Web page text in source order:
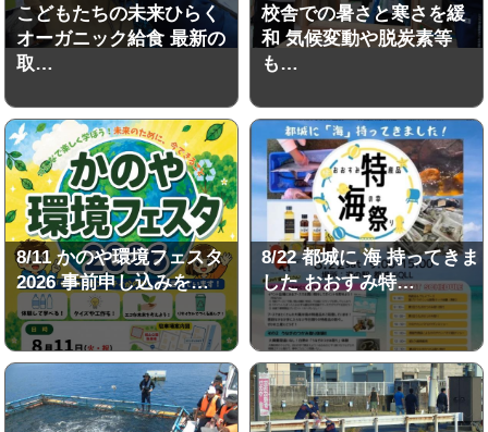
こどもたちの未来ひらく
オーガニック給食 最新の
取…
校舎での暑さと寒さを緩
和 気候変動や脱炭素等
も…
8/11 かのや環境フェスタ
2026 事前申し込みを…
8/22 都城に 海 持ってきま
した おおすみ特…